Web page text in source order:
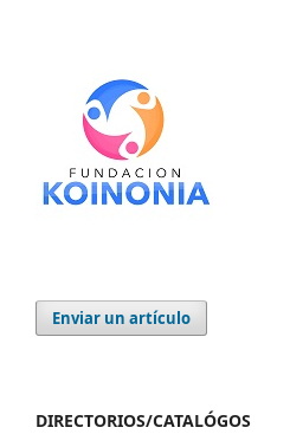
Enviar un artículo
DIRECTORIOS/CATALÓGOS